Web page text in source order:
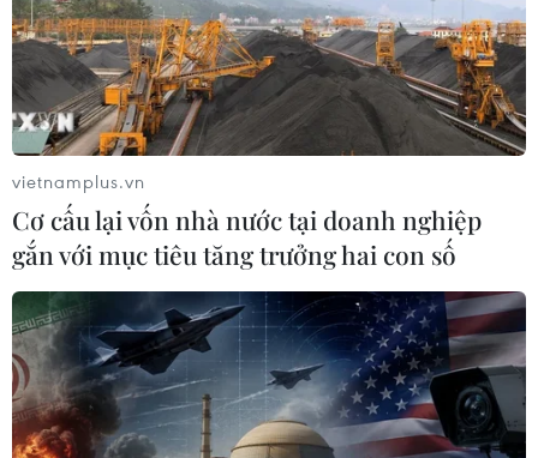
vietnamplus.vn
Cơ cấu lại vốn nhà nước tại doanh nghiệp
gắn với mục tiêu tăng trưởng hai con số